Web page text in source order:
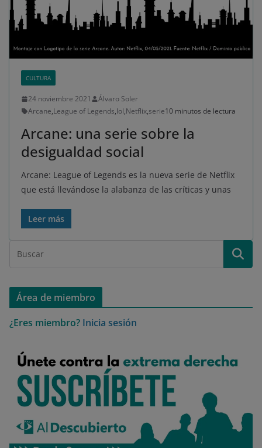
CULTURA
24 noviembre 2021
Álvaro Soler
Arcane,League of Legends,lol,Netflix,serie10 minutos de lectura
Arcane: una serie sobre la
desigualdad social
Arcane: League of Legends es la nueva serie de Netflix
que está llevándose la alabanza de las críticas y unas
Leer más
Área de miembro
¿Eres miembro? Inicia sesión